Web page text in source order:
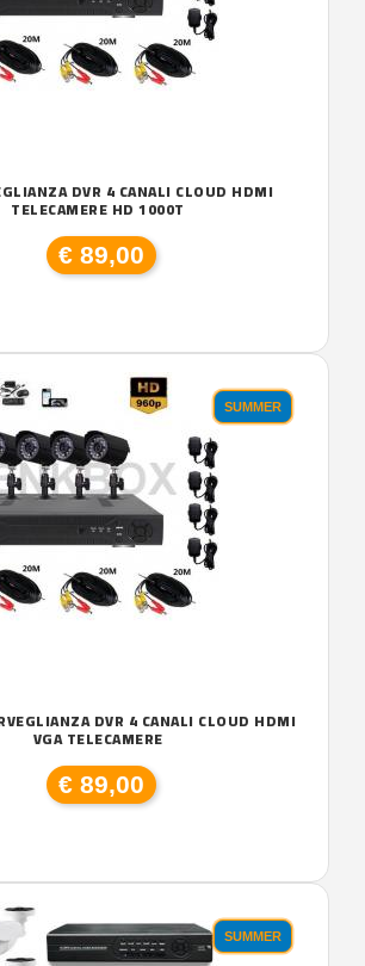
DVR 4 CANALI CLOUD HDMI
TELECAMERE HD 1000T
€ 89,00
SUMMER
DVR 4 CANALI CLOUD HDMI
VGA TELECAMERE
€ 89,00
SUMMER